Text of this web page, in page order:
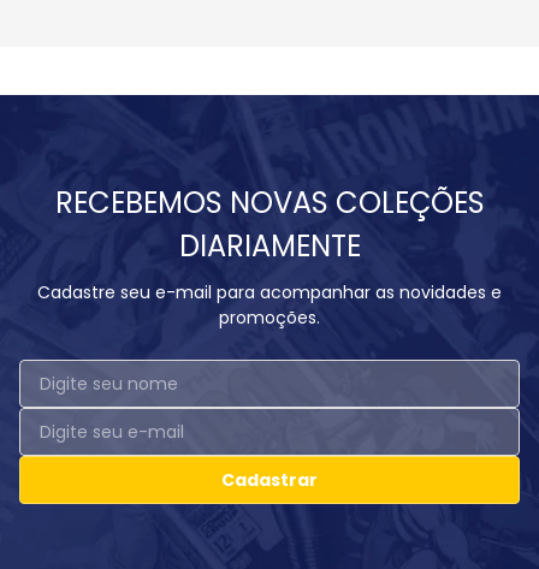
RECEBEMOS NOVAS COLEÇÕES
DIARIAMENTE
Cadastre seu e-mail para acompanhar as novidades e
promoções.
Cadastrar